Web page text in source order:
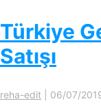
Türkiye
Satışı
reha-edit 06/07/